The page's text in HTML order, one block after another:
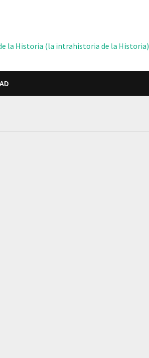
la Historia (la intrahistoria de la Historia)